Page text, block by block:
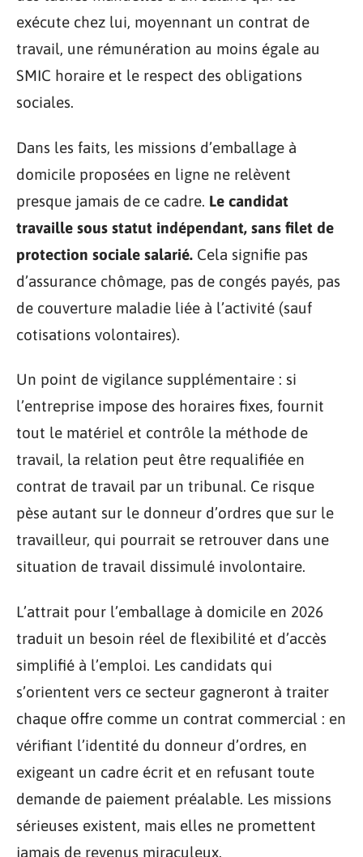
exécute chez lui, moyennant un contrat de
travail, une rémunération au moins égale au
SMIC horaire et le respect des obligations
sociales.
Dans les faits, les missions d’emballage à
domicile proposées en ligne ne relèvent
presque jamais de ce cadre. Le candidat
travaille sous statut indépendant, sans filet de
protection sociale salarié. Cela signifie pas
d’assurance chômage, pas de congés payés, pas
de couverture maladie liée à l’activité (sauf
cotisations volontaires).
Un point de vigilance supplémentaire : si
l’entreprise impose des horaires fixes, fournit
tout le matériel et contrôle la méthode de
travail, la relation peut être requalifiée en
contrat de travail par un tribunal. Ce risque
pèse autant sur le donneur d’ordres que sur le
travailleur, qui pourrait se retrouver dans une
situation de travail dissimulé involontaire.
L’attrait pour l’emballage à domicile en 2026
traduit un besoin réel de flexibilité et d’accès
simplifié à l’emploi. Les candidats qui
s’orientent vers ce secteur gagneront à traiter
chaque offre comme un contrat commercial : en
vérifiant l’identité du donneur d’ordres, en
exigeant un cadre écrit et en refusant toute
demande de paiement préalable. Les missions
sérieuses existent, mais elles ne promettent
jamais de revenus miraculeux.